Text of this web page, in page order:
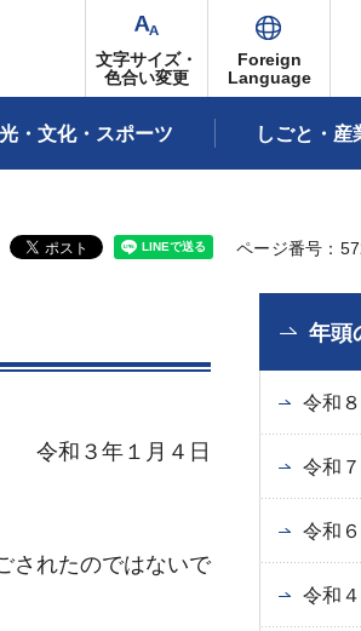
文字サイズ・
色合い変更
Foreign
Language
・文化・スポーツ しごと・産
ページ番号：
令和３年１月４日
されたのではないで
年頭
令和
令和
令和
令和